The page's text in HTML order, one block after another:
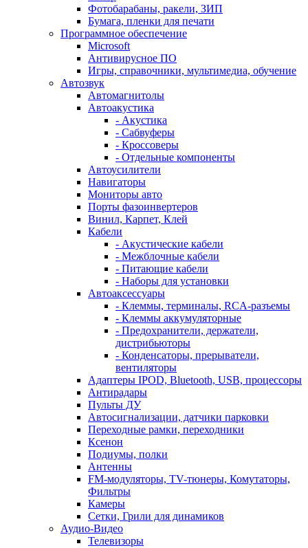
Фотобарабаны, ракели, ЗИП
Бумага, пленки для печати
Программное обеспечение
Microsoft
Антивирусное ПО
Игры, справочники, мультимедиа, обучение
Автозвук
Автомагнитолы
Автоакустика
- Акустика
- Сабвуферы
- Кроссоверы
- Отдельные компоненты
Автоусилители
Навигаторы
Мониторы авто
Порты фазоинвертеров
Винил, Карпет, Клей
Кабели
- Акустические кабели
- Межблочные кабели
- Питающие кабели
- Наборы для установки
Автоаксессуары
- Клеммы, терминалы, RCA-разъемы
- Клеммы аккумуляторные
- Предохранители, держатели,
дистрибьюторы
- Конденсаторы, прерыватели,
вентиляторы
Адаптеры IPOD, Bluetooth, USB, процессоры
Антирадары
Пульты ДУ
Автосигнализации, датчики парковки
Переходные рамки, переходники
Ксенон
Подиумы, полки
Антенны
FM-модуляторы, TV-тюнеры, Комутаторы,
Фильтры
Камеры
Сетки, Грили для динамиков
Аудио-Видео
Телевизоpы